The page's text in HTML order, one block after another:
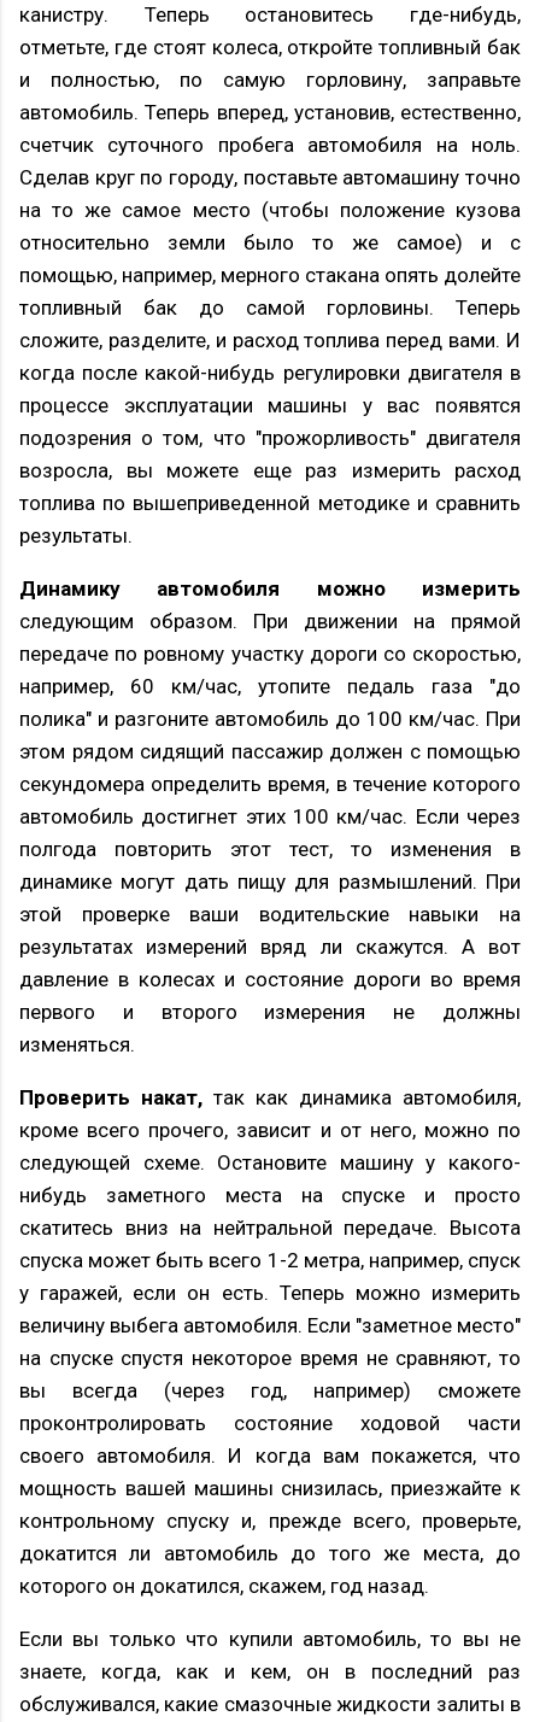
канистру. Теперь остановитесь где-нибудь,
отметьте, где стоят колеса, откройте топливный бак
и полностью, по самую горловину, заправьте
автомобиль. Теперь вперед, установив, естественно,
счетчик суточного пробега автомобиля на ноль.
Сделав круг по городу, поставьте автомашину точно
на то же самое место (чтобы положение кузова
относительно земли было то же самое) и с
помощью, например, мерного стакана опять долейте
топливный бак до самой горловины. Теперь
сложите, разделите, и расход топлива перед вами. И
когда после какой-нибудь регулировки двигателя в
процессе эксплуатации машины у вас появятся
подозрения о том, что "прожорливость" двигателя
возросла, вы можете еще раз измерить расход
топлива по вышеприведенной методике и сравнить
результаты.
Динамику автомобиля можно измерить
следующим образом. При движении на прямой
передаче по ровному участку дороги со скоростью,
например, 60 км/час, утопите педаль газа "до
полика" и разгоните автомобиль до 100 км/час. При
этом рядом сидящий пассажир должен с помощью
секундомера определить время, в течение которого
автомобиль достигнет этих 100 км/час. Если через
полгода повторить этот тест, то изменения в
динамике могут дать пищу для размышлений. При
этой проверке ваши водительские навыки на
результатах измерений вряд ли скажутся. А вот
давление в колесах и состояние дороги во время
первого и второго измерения не должны
изменяться.
Проверить накат, так как динамика автомобиля,
кроме всего прочего, зависит и от него, можно по
следующей схеме. Остановите машину у какого-
нибудь заметного места на спуске и просто
скатитесь вниз на нейтральной передаче. Высота
спуска может быть всего 1-2 метра, например, спуск
у гаражей, если он есть. Теперь можно измерить
величину выбега автомобиля. Если "заметное место"
на спуске спустя некоторое время не сравняют, то
вы всегда (через год, например) сможете
проконтролировать состояние ходовой части
своего автомобиля. И когда вам покажется, что
мощность вашей машины снизилась, приезжайте к
контрольному спуску и, прежде всего, проверьте,
докатится ли автомобиль до того же места, до
которого он докатился, скажем, год назад.
Если вы только что купили автомобиль, то вы не
знаете, когда, как и кем, он в последний раз
обслуживался, какие смазочные жидкости залиты в